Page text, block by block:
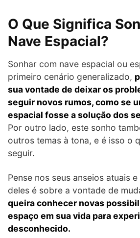
O Que Significa
Nave Espacial?
Sonhar com nave espacial ou
primeiro cenário generalizado,
sua vontade de deixar os
seguir novos rumos, como se
espacial fosse a solução dos
Por outro lado, este sonho
outros temas à tona, e é isso o
seguir.
Pense nos seus anseios atuais
deles é sobre a vontade de
queira conhecer novas
espaço em sua vida para
desconhecido.